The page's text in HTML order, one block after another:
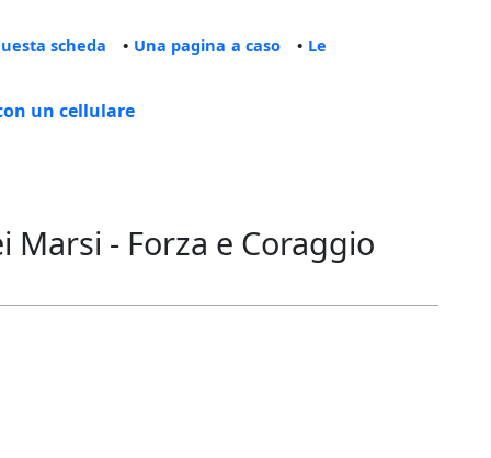
scheda • Una pagina a caso • Le
un cellulare
Marsi - Forza e Coraggio